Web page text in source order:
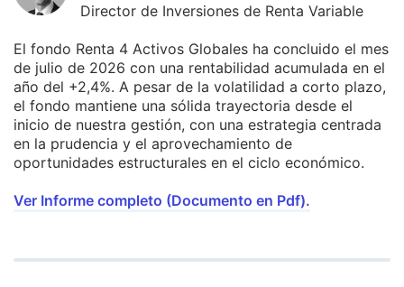
Director de Inversiones de Renta Variable
El fondo Renta 4 Activos Globales ha concluido el mes
de julio de 2026 con una rentabilidad acumulada en el
año del +2,4%. A pesar de la volatilidad a corto plazo,
el fondo mantiene una sólida trayectoria desde el
inicio de nuestra gestión, con una estrategia centrada
en la prudencia y el aprovechamiento de
oportunidades estructurales en el ciclo económico.
Ver Informe completo (Documento en Pdf).